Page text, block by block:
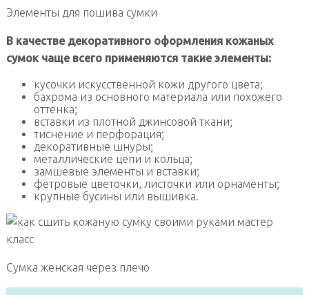
Элементы для пошива сумки
В качестве декоративного оформления кожаных
сумок чаще всего применяются такие элементы:
кусочки искусственной кожи другого цвета;
бахрома из основного материала или похожего
оттенка;
вставки из плотной джинсовой ткани;
тиснение и перфорация;
декоративные шнуры;
металлические цепи и кольца;
замшевые элементы и вставки;
фетровые цветочки, листочки или орнаменты;
крупные бусины или вышивка.
Сумка женская через плечо